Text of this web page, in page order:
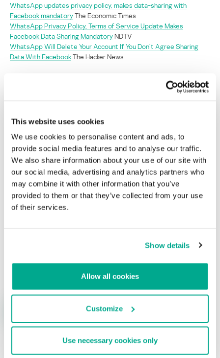
This website uses cookies
We use cookies to personalise content and ads, to
provide social media features and to analyse our traffic.
We also share information about your use of our site with
our social media, advertising and analytics partners who
may combine it with other information that you’ve
provided to them or that they’ve collected from your use
of their services.
Show details
Allow all cookies
Customize
Use necessary cookies only
WhatsApp updates privacy policy, makes data-sharing with
Facebook mandatoryThe Economic Times
WhatsApp Privacy Policy, Terms of Service Update Makes
Facebook Data Sharing MandatoryNDTV
WhatsApp Will Delete Your Account If You Don’t Agree Sharing
Data With FacebookThe Hacker News
Nueva política de privacidad de WhatsApp
hace que sea obligatorio compartir datos
con Facebook
Su dirección de correo electrónico no será publicada. Los
campos obligatorios están marcados con*